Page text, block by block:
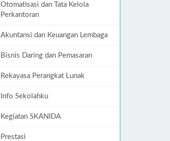
Otomatisasi dan Tata Kelola
Perkantoran
Akuntansi dan Keuangan Lembaga
Bisnis Daring dan Pemasaran
Rekayasa Perangkat Lunak
Info Sekolahku
Kegiatan SKANIDA
Prestasi